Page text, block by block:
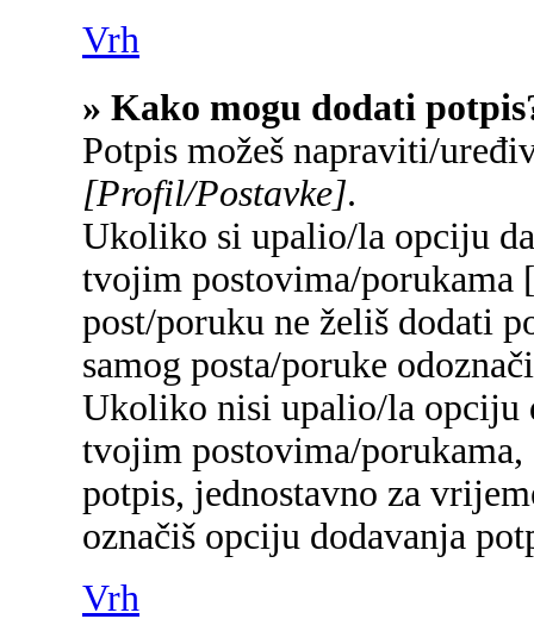
Vrh
» Kako mogu dodati
Potpis možeš napraviti/
[Profil/Postavke].
Ukoliko si upalio/la opciju
tvojim postovima/porukama
post/poruku ne želiš dodati
samog posta/poruke
Ukoliko nisi upalio/la opciju
tvojim postovima/
potpis, jednostavno za
označiš opciju dodavanja
Vrh